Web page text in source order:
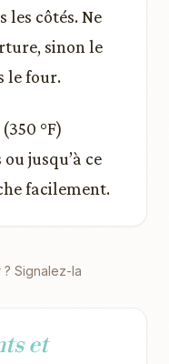
les côtés. Ne
sinon le
le four.
°F)
jusqu’à ce
facilement.
Signalez-la
et